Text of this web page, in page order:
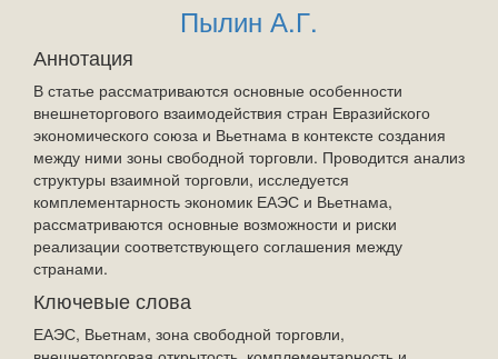
Пылин А.Г.
Аннотация
В статье рассматриваются основные особенности
внешнеторгового взаимодействия стран Евразийского
экономического союза и Вьетнама в контексте создания
между ними зоны свободной торговли. Проводится анализ
структуры взаимной торговли, исследуется
комплементарность экономик ЕАЭС и Вьетнама,
рассматриваются основные возможности и риски
реализации соответствующего соглашения между
странами.
Ключевые слова
ЕАЭС, Вьетнам, зона свободной торговли,